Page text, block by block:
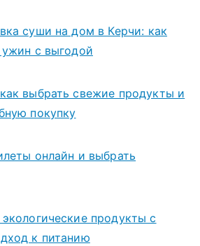
суши на дом в Керчи: как
ужин с выгодой
выбрать свежие продукты и
покупку
онлайн и выбрать
продукты с
к питанию